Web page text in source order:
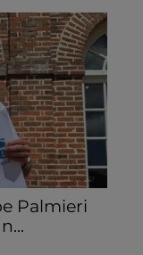
Palmieri